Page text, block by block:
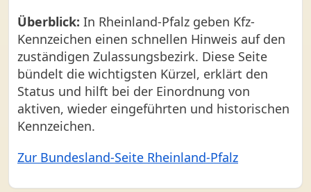
Überblick: In Rheinland-Pfalz geben Kfz-
Kennzeichen einen schnellen Hinweis auf den
zuständigen Zulassungsbezirk. Diese Seite
bündelt die wichtigsten Kürzel, erklärt den
Status und hilft bei der Einordnung von
aktiven, wieder eingeführten und historischen
Kennzeichen.
Zur Bundesland-Seite Rheinland-Pfalz